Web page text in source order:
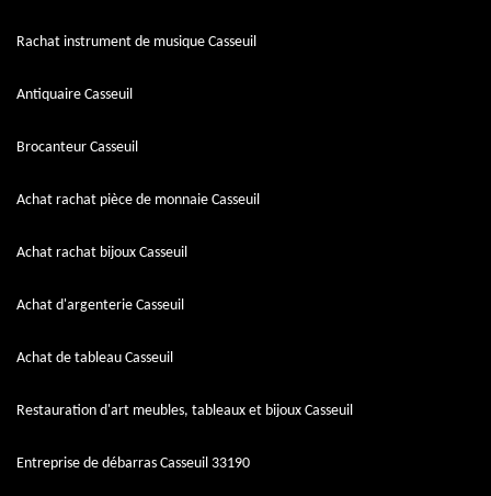
Rachat instrument de musique Casseuil
Antiquaire Casseuil
Brocanteur Casseuil
Achat rachat pièce de monnaie Casseuil
Achat rachat bijoux Casseuil
Achat d'argenterie Casseuil
Achat de tableau Casseuil
Restauration d'art meubles, tableaux et bijoux Casseuil
Entreprise de débarras Casseuil 33190